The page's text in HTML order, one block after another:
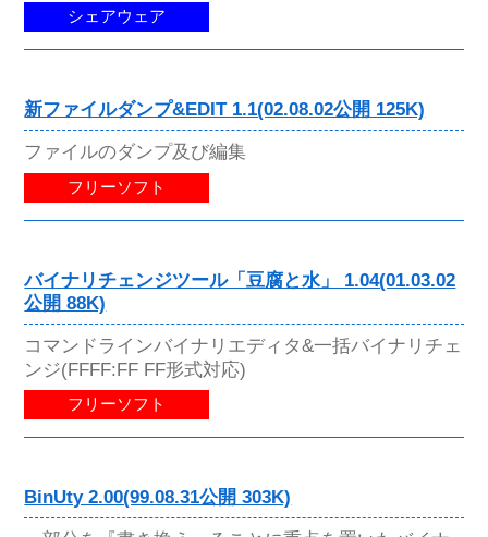
シェアウェア
新ファイルダンプ&EDIT 1.1(02.08.02公開 125K)
ファイルのダンプ及び編集
フリーソフト
バイナリチェンジツール「豆腐と水」 1.04(01.03.02
公開 88K)
コマンドラインバイナリエディタ&一括バイナリチェ
ンジ(FFFF:FF FF形式対応)
フリーソフト
BinUty 2.00(99.08.31公開 303K)